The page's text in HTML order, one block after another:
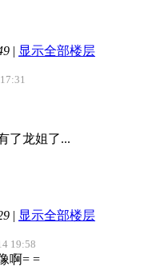
| 显示全部楼层
了龙姐了...
| 显示全部楼层
19:58
啊= =